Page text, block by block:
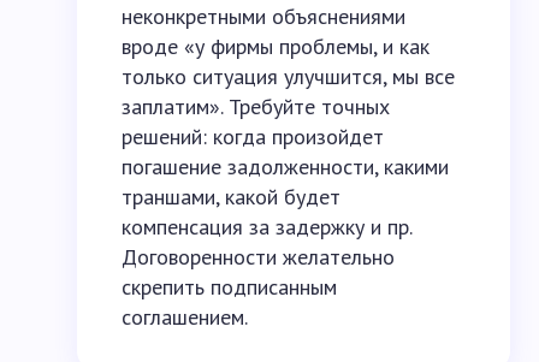
неконкретными объяснениями
вроде «у фирмы проблемы, и как
только ситуация улучшится, мы все
заплатим». Требуйте точных
решений: когда произойдет
погашение задолженности, какими
траншами, какой будет
компенсация за задержку и пр.
Договоренности желательно
скрепить подписанным
соглашением.